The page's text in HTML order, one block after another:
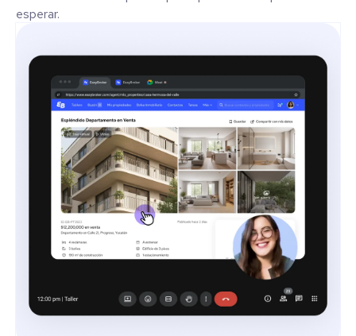
esperar.